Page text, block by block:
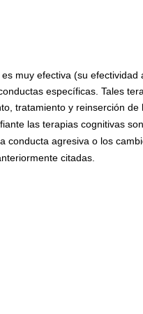
muy efectiva (su
específicas. Tales
tratamiento y reinserción de
las terapias cognitivas
conducta agresiva o los
citadas.